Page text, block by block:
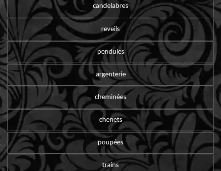
candelabres
reveils
pendules
argenterie
cheminées
chenets
poupées
trains